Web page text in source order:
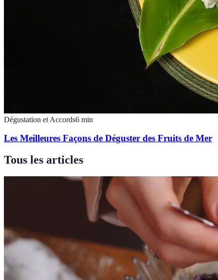
Dégustation et Accords6 min
Les Meilleures Façons de Déguster des Fruits de Mer
Tous les articles